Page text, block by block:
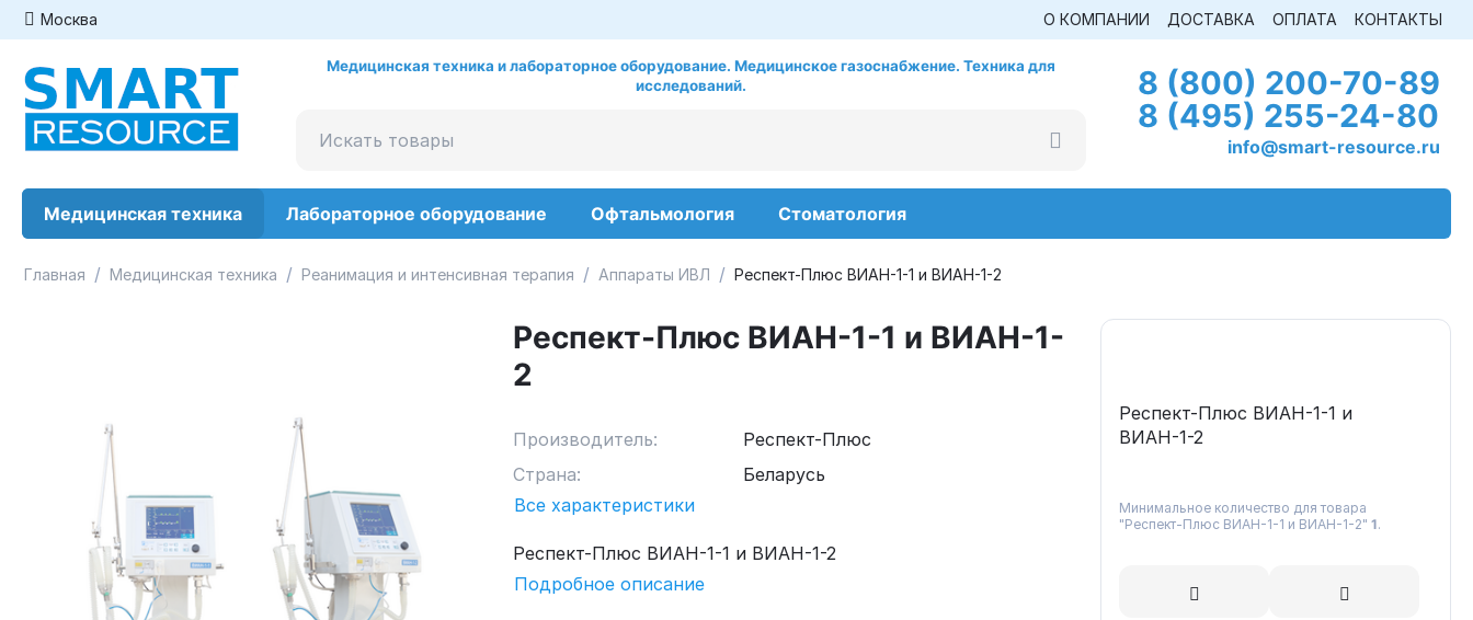
Москва О КОМПАНИИ ДОСТАВКА ОПЛАТА КОНТАКТЫ
Медицинская техника и лабораторное оборудование. Медицинское газоснабжение. Техника для
исследований.
8 (800) 200-70-89
8 (495) 255-24-80
info@smart-resource.ru
Медицинская техника Лабораторное оборудование Офтальмология Стоматология
Главная / Медицинская техника / Реанимация и интенсивная терапия / Аппараты ИВЛ / Респект-Плюс ВИАН-1-1 и ВИАН-1-2
Респект-Плюс ВИАН-1-1 и ВИАН-1-
2
Производитель:
Респект-Плюс
Страна:
Беларусь
Все характеристики
Респект-Плюс ВИАН-1-1 и ВИАН-1-2
Подробное описание
Респект-Плюс ВИАН-1-1 и
ВИАН-1-2
Минимальное количество для товара
"Респект-Плюс ВИАН-1-1 и ВИАН-1-2" 1.